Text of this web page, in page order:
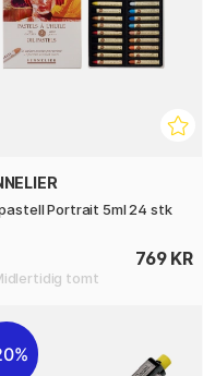
Portrait 5ml 24 stk
769 KR